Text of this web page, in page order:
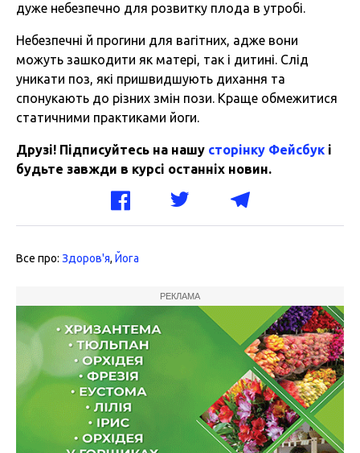
дуже небезпечно для розвитку плода в утробі.
Небезпечні й прогини для вагітних, адже вони
можуть зашкодити як матері, так і дитині. Слід
уникати поз, які пришвидшують дихання та
спонукають до різних змін пози. Краще обмежитися
статичними практиками йоги.
Друзі! Підписуйтесь на нашу сторінку Фейсбук і
будьте завжди в курсі останніх новин.
Все про: Здоров'я, Йога
РЕКЛАМА